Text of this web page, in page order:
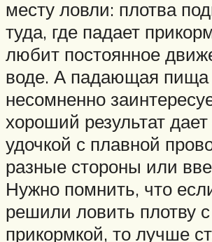
месту ловли: плотва
туда, где падает
любит постоянное
воде. А падающая пища
несомненно
хороший результат дает
удочкой с плавной
разные стороны или
Нужно помнить, что
решили ловить плотву с
прикормкой, то лучше